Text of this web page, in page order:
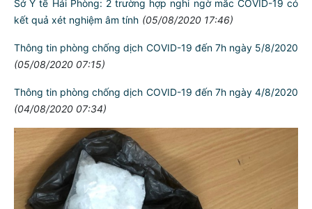
Sở Y tế Hải Phòng: 2 trường hợp nghi ngờ mắc COVID-19 có
kết quả xét nghiệm âm tính (05/08/2020 17:46)